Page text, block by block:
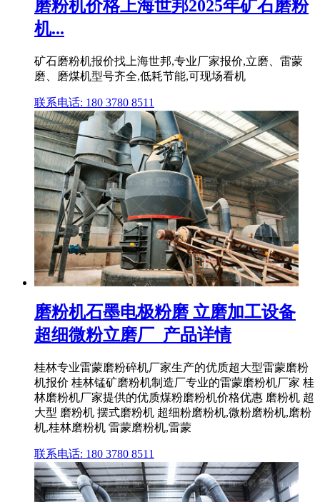
磨粉机价格上海世邦2025年矿石磨粉
机...
矿石磨粉机报价找上海世邦,专业厂家报价,立磨、雷蒙
磨、磨煤机型号齐全,低耗节能,可现场看机
联系电话: 180 3780 8511
磨粉机石墨电极粉磨 立磨加工设备
超细微粉立磨厂_产品详情
桂林专业雷蒙磨粉碎机厂家生产的优质超大型雷蒙磨粉
机报价 桂林锰矿磨粉机制造厂专业的雷蒙磨粉机厂家 桂
林磨粉机厂家提供的优质煤粉磨粉机价格优惠 磨粉机 超
大型 磨粉机 摆式磨粉机 超细粉磨粉机,微粉磨粉机,磨粉
机,桂林磨粉机 雷蒙磨粉机,雷蒙
联系电话: 180 3780 8511